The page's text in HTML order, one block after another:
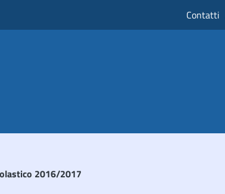
Contatti
2016/2017